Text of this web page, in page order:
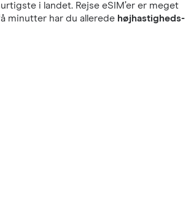
i landet. Rejse eSIM’er er meget
minutter har du allerede højhastigheds-